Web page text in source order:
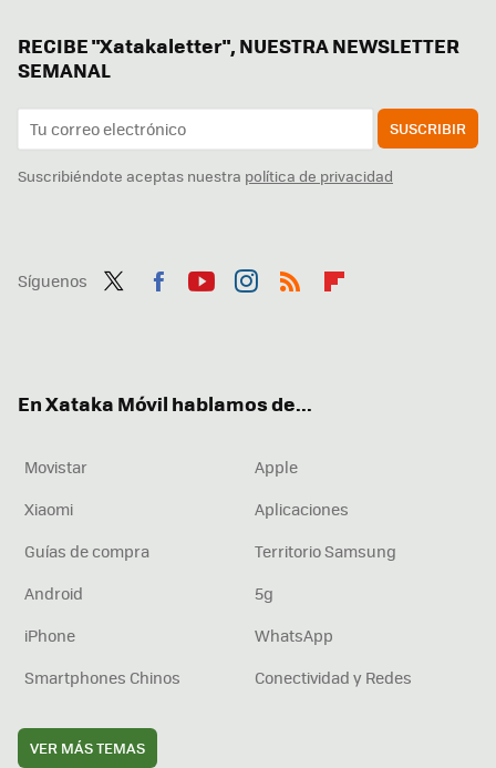
RECIBE "Xatakaletter", NUESTRA NEWSLETTER
SEMANAL
SUSCRIBIR
Suscribiéndote aceptas nuestra política de privacidad
Síguenos
En Xataka Móvil hablamos de...
Movistar
Apple
Xiaomi
Aplicaciones
Guías de compra
Territorio Samsung
Android
5g
iPhone
WhatsApp
Smartphones Chinos
Conectividad y Redes
VER MÁS TEMAS